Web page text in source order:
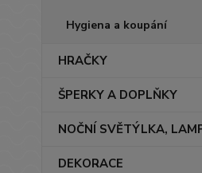
Hygiena a koupání
HRAČKY
ŠPERKY A DOPLŇKY
NOČNÍ SVĚTÝLKA,
DEKORACE